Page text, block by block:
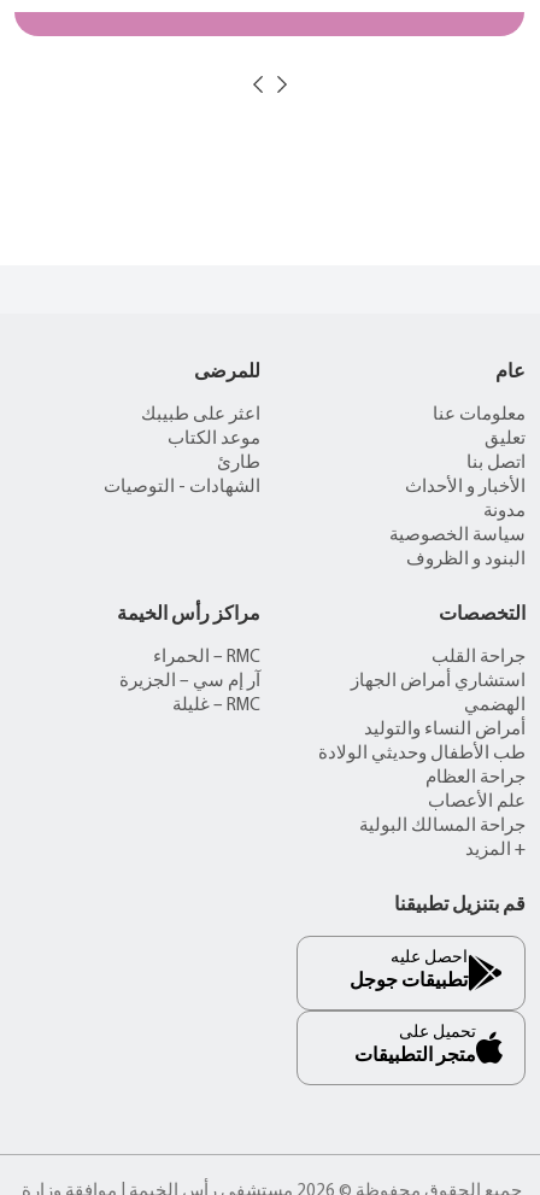
عام
معلومات عنا
تعليق
اتصل بنا
الأخبار و الأحداث
مدونة
سياسة الخصوصية
البنود و الظروف
للمرضى
اعثر على طبيبك
موعد الكتاب
طارئ
الشهادات - التوصيات
التخصصات
جراحة القلب
استشاري أمراض الجهاز
الهضمي
أمراض النساء والتوليد
طب الأطفال وحديثي الولادة
جراحة العظام
علم الأعصاب
جراحة المسالك البولية
+ المزيد
مراكز رأس الخيمة
RMC – الحمراء
آر إم سي – الجزيرة
RMC – غليلة
قم بتنزيل تطبيقنا
احصل عليه
تطبيقات جوجل
تحميل على
متجر التطبيقات